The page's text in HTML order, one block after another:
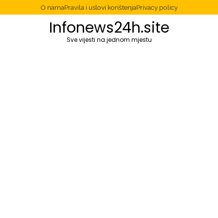
O namaPravila i uslovi korištenjaPrivacy policy
Infonews24h.site
Sve vijesti na jednom mjestu